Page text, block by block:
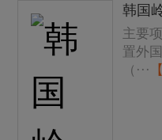
韩国
主要
置外
（···